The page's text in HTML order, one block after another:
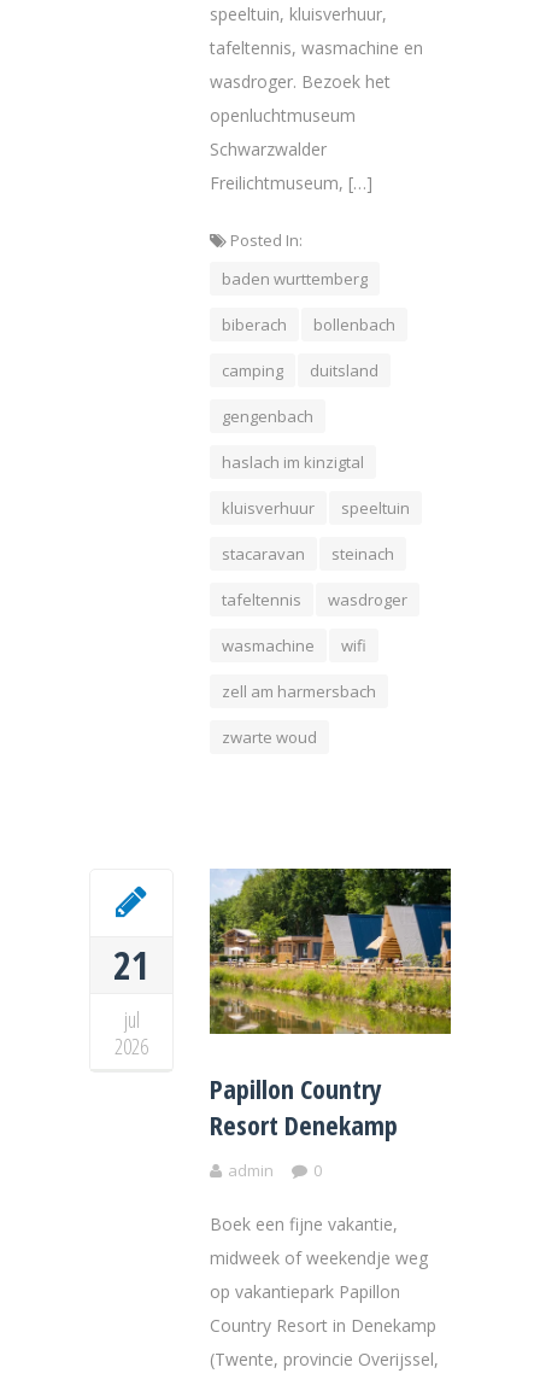
speeltuin, kluisverhuur,
tafeltennis, wasmachine en
wasdroger. Bezoek het
openluchtmuseum
Schwarzwalder
Freilichtmuseum, […]
Posted In:
baden wurttemberg
biberach bollenbach
camping duitsland
gengenbach
haslach im kinzigtal
kluisverhuur speeltuin
stacaravan steinach
tafeltennis wasdroger
wasmachine wifi
zell am harmersbach
zwarte woud
21
jul
2026
Papillon Country
Resort Denekamp
admin 0
Boek een fijne vakantie,
midweek of weekendje weg
op vakantiepark Papillon
Country Resort in Denekamp
(Twente, provincie Overijssel,